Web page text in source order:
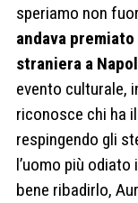
speriamo non
andava
straniera a
evento culturale,
riconosce chi ha
respingendo gli
l’uomo più
bene ribadirlo,